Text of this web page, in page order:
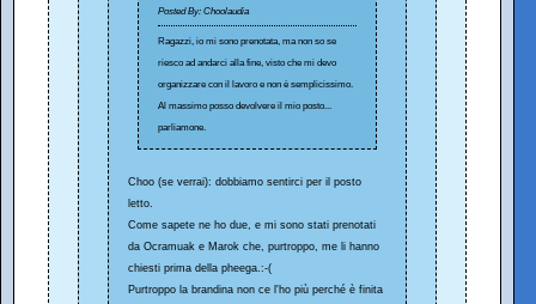
Posted By: Choolaudia
Ragazzi, io mi sono prenotata, ma non so se
riesco ad andarci alla fine, visto che mi devo
organizzare con il lavoro e non è semplicissimo.
Al massimo posso devolvere il mio posto...
parliamone.
Choo (se verrai): dobbiamo sentirci per il posto
letto.
Come sapete ne ho due, e mi sono stati prenotati
da Ocramuak e Marok che, purtroppo, me li hanno
chiesti prima della pheega.:-(
Purtroppo la brandina non ce l'ho più perché è finita